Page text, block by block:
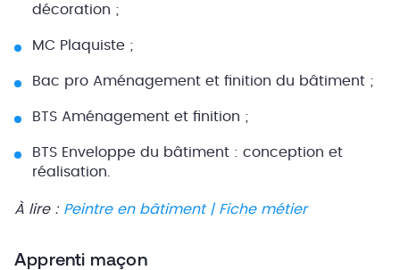
décoration ;
MC Plaquiste ;
Bac pro Aménagement et finition du bâtiment ;
BTS Aménagement et finition ;
BTS Enveloppe du bâtiment : conception et
réalisation.
À lire : Peintre en bâtiment | Fiche métier
Apprenti maçon